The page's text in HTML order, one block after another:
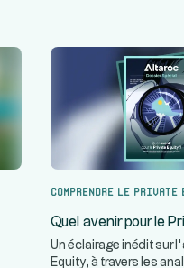
Comprendre le Private
Quel avenir pour le
Un éclairage inédit sur
Equity, à travers les